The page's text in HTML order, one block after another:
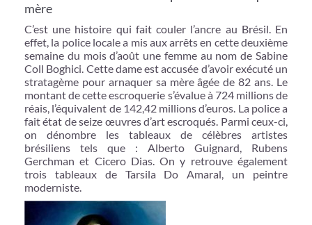
mère
C’est une histoire qui fait couler l’ancre au Brésil. En
effet, la police locale a mis aux arrêts en cette deuxième
semaine du mois d’août une femme au nom de Sabine
Coll Boghici. Cette dame est accusée d’avoir exécuté un
stratagème pour arnaquer sa mère âgée de 82 ans. Le
montant de cette escroquerie s’évalue à 724 millions de
réais, l’équivalent de 142,42 millions d’euros. La police a
fait état de seize œuvres d’art escroqués. Parmi ceux-ci,
on dénombre les tableaux de célèbres artistes
brésiliens tels que : Alberto Guignard, Rubens
Gerchman et Cicero Dias. On y retrouve également
trois tableaux de Tarsila Do Amaral, un peintre
moderniste.